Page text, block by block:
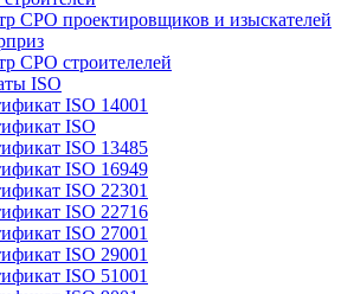
СРО проектировщиков и изыскателей
СРО строителелей
ISO
ISO 14001
ISO
ISO 13485
ISO 16949
ISO 22301
ISO 22716
ISO 27001
ISO 29001
ISO 51001